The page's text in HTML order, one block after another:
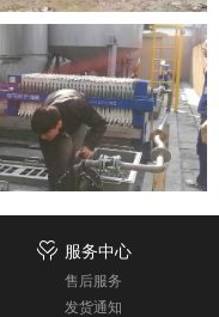
移动式打桩污泥处理案例
电镀污水工程案例
服务中心
售后服务
发货通知